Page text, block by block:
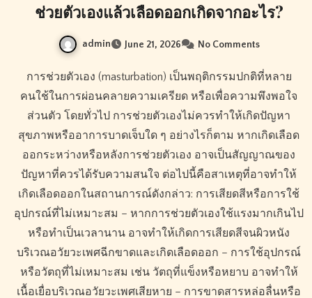
ช่วยตัวเองแล้วเลือดออกเกิดจากอะไร?
admin June 21, 2026 No Comments
การช่วยตัวเอง (masturbation) เป็นพฤติกรรมปกติที่หลาย
คนใช้ในการผ่อนคลายความเครียด หรือเพื่อความพึงพอใจ
ส่วนตัว โดยทั่วไป การช่วยตัวเองไม่ควรทำให้เกิดปัญหา
สุขภาพหรืออาการบาดเจ็บใด ๆ อย่างไรก็ตาม หากเกิดเลือด
ออกระหว่างหรือหลังการช่วยตัวเอง อาจเป็นสัญญาณของ
ปัญหาที่ควรได้รับความสนใจ ต่อไปนี้คือสาเหตุที่อาจทำให้
เกิดเลือดออกในสถานการณ์ดังกล่าว: การเสียดสีหรือการใช้
อุปกรณ์ที่ไม่เหมาะสม – หากการช่วยตัวเองใช้แรงมากเกินไป
หรือทำเป็นเวลานาน อาจทำให้เกิดการเสียดสีจนผิวหนัง
บริเวณอวัยวะเพศฉีกขาดและเกิดเลือดออก – การใช้อุปกรณ์
หรือวัตถุที่ไม่เหมาะสม เช่น วัตถุที่แข็งหรือหยาบ อาจทำให้
เนื้อเยื่อบริเวณอวัยวะเพศเสียหาย – การขาดสารหล่อลื่นหรือ